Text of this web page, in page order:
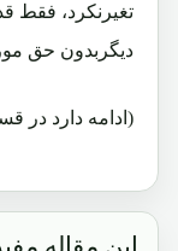
تغیرنکرد،
دیگربدون حق
(ادامه دارد در